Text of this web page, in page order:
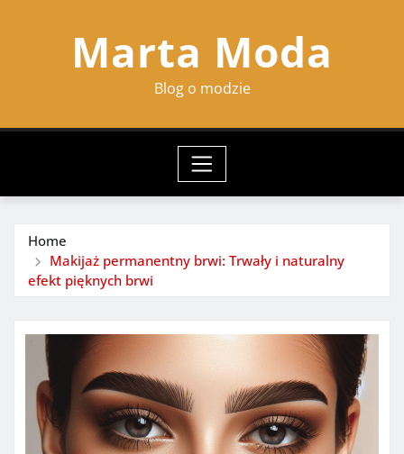
Marta Moda
Blog o modzie
Home
Makijaż permanentny brwi: Trwały i naturalny
efekt pięknych brwi